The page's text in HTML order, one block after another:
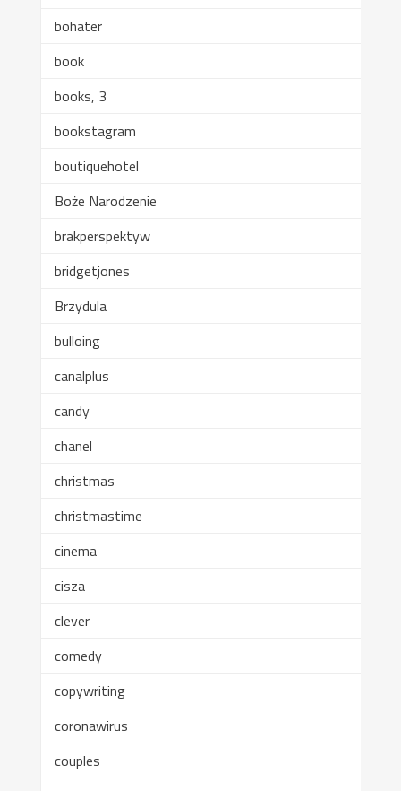
bohater
book
books, 3
bookstagram
boutiquehotel
Boże Narodzenie
brakperspektyw
bridgetjones
Brzydula
bulloing
canalplus
candy
chanel
christmas
christmastime
cinema
cisza
clever
comedy
copywriting
coronawirus
couples